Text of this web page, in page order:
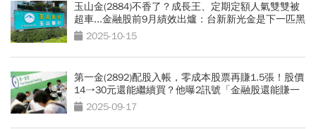
玉山金(2884)不香了？成長王、定期定額人氣雙雙被
超車...金融股前9月績效出爐：台新新光金是下一匹黑
馬？2025-10-15
第一金(2892)配股入帳，零成本股票再賺1.5張！股價
14→30元還能繼續買？他曝2訊號「金融股還能賺一
波」2025-09-17